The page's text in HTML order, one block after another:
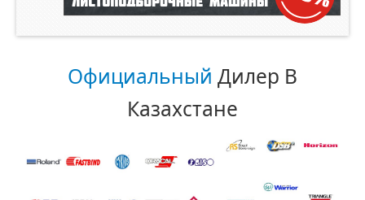
Официальный Дилер В
Казахстане